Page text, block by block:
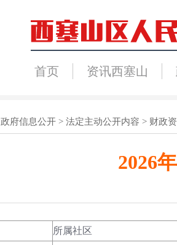
首页 资讯西塞山
政府信息公开 > 法定主动公开内容 > 财政
2026
所属社区